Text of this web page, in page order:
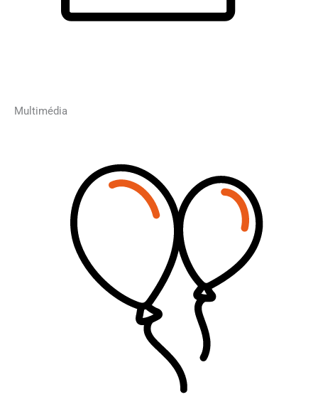
Multimédia